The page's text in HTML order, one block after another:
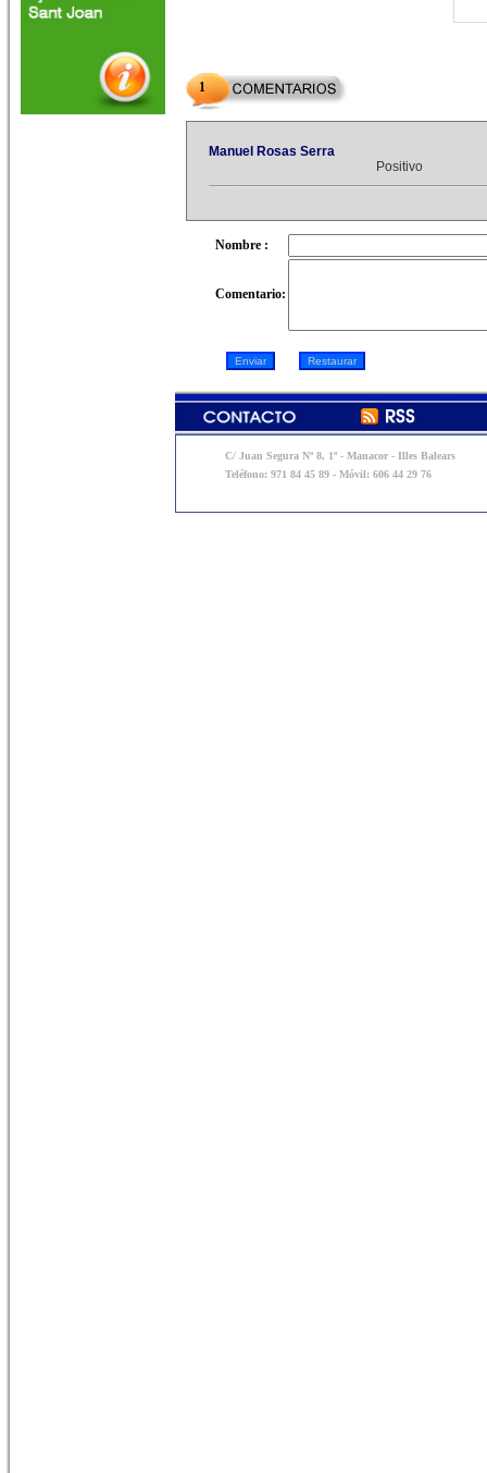
1
Manuel Rosas Serra
Positivo
Nombre :
Comentario:
C/ Juan Segura Nº 8, 1º - Manacor - Illes Balears
Teléfono: 971 84 45 89 - Móvil: 606 44 29 76